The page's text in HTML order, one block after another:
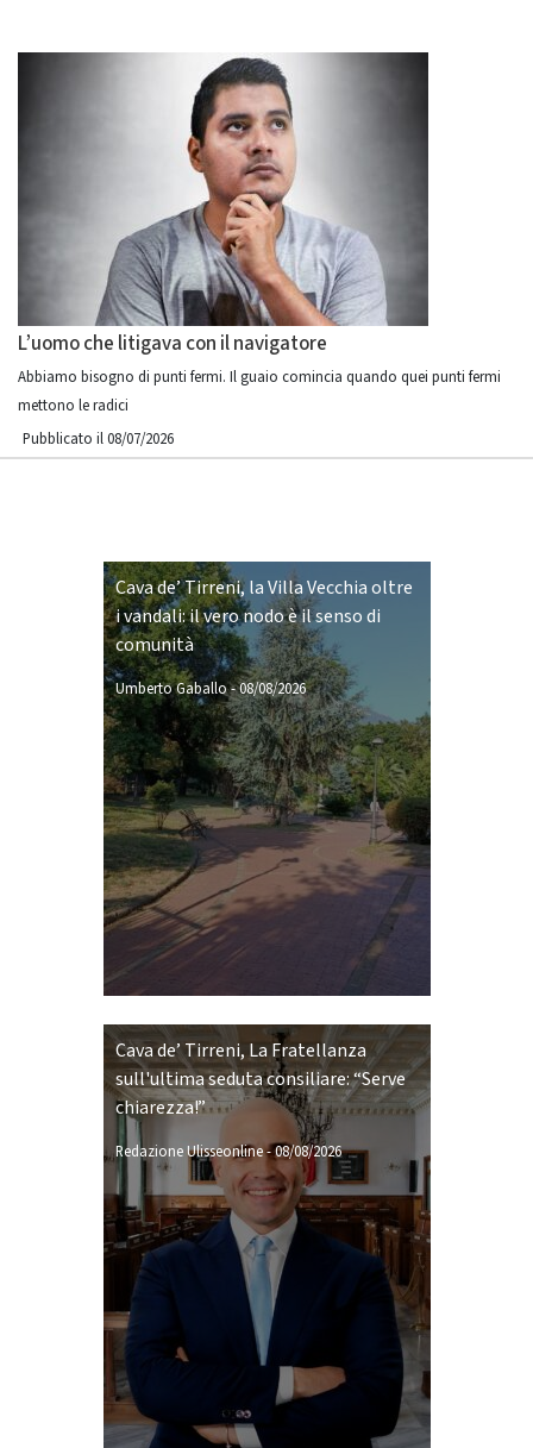
L’uomo che litigava con il navigatore
Abbiamo bisogno di punti fermi. Il guaio comincia quando quei punti fermi
mettono le radici
Pubblicato il 08/07/2026
Cava de’ Tirreni, la Villa Vecchia oltre
i vandali: il vero nodo è il senso di
comunità
Umberto Gaballo-08/08/2026
Cava de’ Tirreni, La Fratellanza
sull'ultima seduta consiliare: “Serve
chiarezza!”
Redazione Ulisseonline-08/08/2026